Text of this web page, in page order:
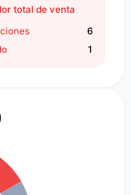
total de venta
6
1